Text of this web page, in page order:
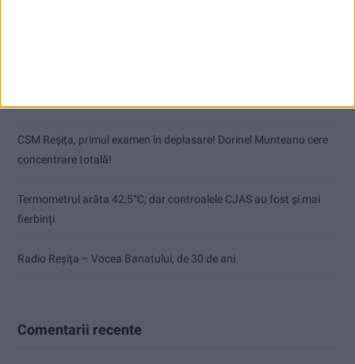
CSM Reșița, primul examen în deplasare! Dorinel Munteanu cere
concentrare totală!
Termometrul arăta 42,5°C, dar controalele CJAS au fost și mai
fierbinți
Radio Reșița – Vocea Banatului, de 30 de ani
Comentarii recente